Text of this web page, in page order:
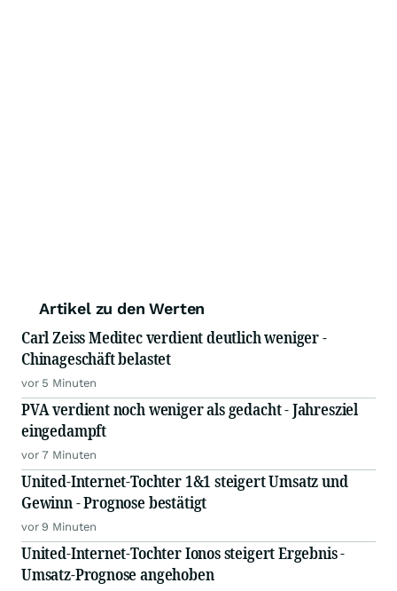
Artikel zu den Werten
Carl Zeiss Meditec verdient deutlich weniger -
Chinageschäft belastet
vor 5 Minuten
PVA verdient noch weniger als gedacht - Jahresziel
eingedampft
vor 7 Minuten
United-Internet-Tochter 1&1 steigert Umsatz und
Gewinn - Prognose bestätigt
vor 9 Minuten
United-Internet-Tochter Ionos steigert Ergebnis -
Umsatz-Prognose angehoben